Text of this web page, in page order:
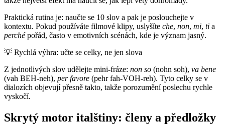
Praktická rutina je: naučte se 10 slov a pak je poslouchejte v
kontextu. Pokud používáte filmové klipy, uslyšíte che, non, mi, ti a
perchépořád, často v emotivních scénách, kde je význam jasný.
💡 Rychlá výhra: učte se celky, ne jen slova
Z jednotlivých slov udělejte mini-fráze: non so (nohn soh), va bene
(vah BEH-neh), per favore (pehr fah-VOH-reh). Tyto celky se v
dialozích objevují přesně takto, takže porozumění poslechu rychle
vyskočí.
Skrytý motor italštiny: členy a předložky